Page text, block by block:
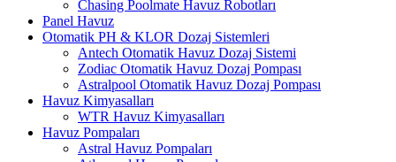
Chasing Poolmate Havuz Robotları
Panel Havuz
Otomatik PH & KLOR Dozaj Sistemleri
Antech Otomatik Havuz Dozaj Sistemi
Zodiac Otomatik Havuz Dozaj Pompası
Astralpool Otomatik Havuz Dozaj Pompası
Havuz Kimyasalları
WTR Havuz Kimyasalları
Havuz Pompaları
Astral Havuz Pompaları